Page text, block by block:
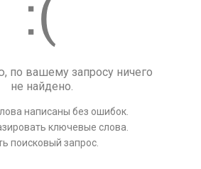
по вашему запросу ничего
не найдено.
написаны без ошибок.
ключевые слова.
поисковый запрос.